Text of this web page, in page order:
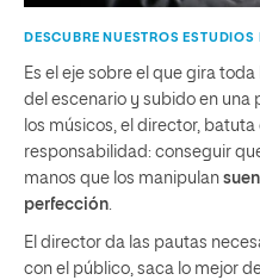
DESCUBRE NUESTROS
Es el eje sobre el que gira
del escenario y subido en una
los músicos, el director,
responsabilidad: conseguir
manos que los manipulan
perfección.
El director da las pautas
con el público, saca lo mejor